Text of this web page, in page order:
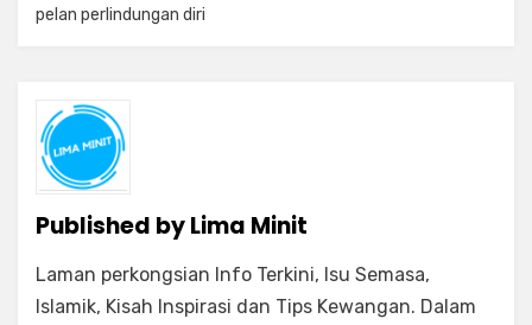
pelan perlindungan diri
Published byLima Minit
Laman perkongsian Info Terkini, Isu Semasa,
Islamik, Kisah Inspirasi dan Tips Kewangan. Dalam